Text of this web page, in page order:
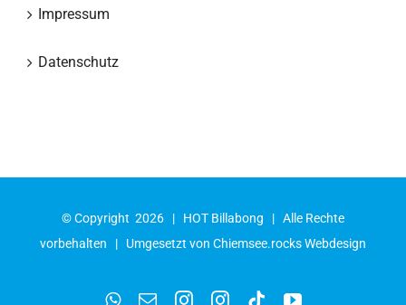
Impressum
Datenschutz
© Copyright 2026 | HOT Billabong | Alle Rechte
vorbehalten | Umgesetzt von Chiemsee.rocks Webdesign
WhatsApp
E- InstagramInstagram
TiktokYouTube